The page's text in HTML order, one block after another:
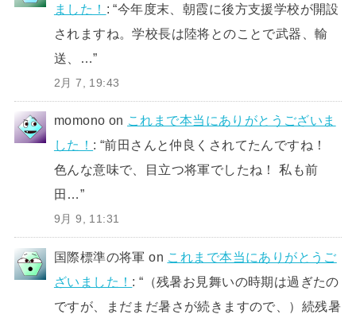
ました！ : “今年度末、朝霞に後方支援学校が開設
されますね。学校長は陸将とのことで武器、輸
送、…”
2月 7, 19:43
momono on これまで本当にありがとうございま
した！ : “前田さんと仲良くされてたんですね！
色んな意味で、目立つ将軍でしたね！ 私も前
田…”
9月 9, 11:31
国際標準の将軍 on これまで本当にありがとうご
ざいました！ : “ （残暑お見舞いの時期は過ぎたの
ですが、まだまだ暑さが続きますので、）続残暑